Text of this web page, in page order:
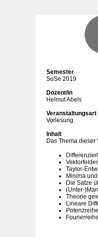
Semester
SoSe 2019
Dozent/in
Helmut Abels
Veranstaltungsart
Vorlesung
Inhalt
Das Thema
Taylor-
Minima
Die Sätze
(Unter-
Theorie
Lineare